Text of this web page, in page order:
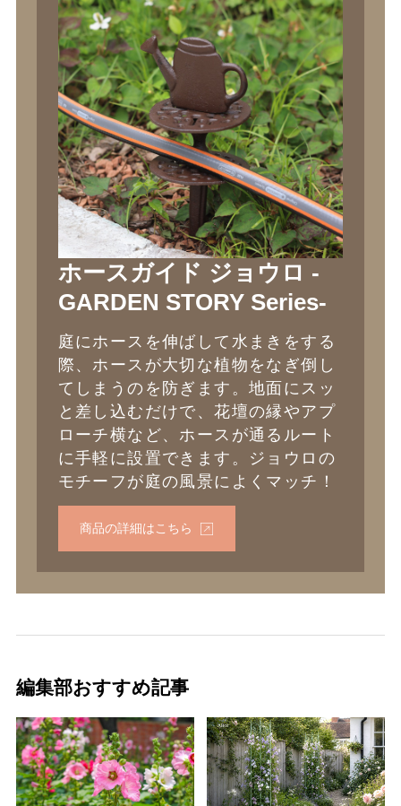
ホースガイド ジョウロ -
GARDEN STORY Series-
庭にホースを伸ばして水まきをする
際、ホースが大切な植物をなぎ倒し
てしまうのを防ぎます。地面にスッ
と差し込むだけで、花壇の縁やアプ
ローチ横など、ホースが通るルート
に手軽に設置できます。ジョウロの
モチーフが庭の風景によくマッチ！
商品の詳細はこちら
編集部おすすめ記事